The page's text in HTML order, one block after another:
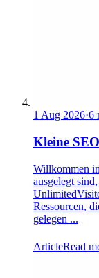
1 Aug 2026·6
Kleine
Willkommen
ausgelegt
Ressourcen,
gelegen ...
ArticleRead